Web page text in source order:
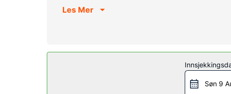
underholdningen er sikret med en flatskjerm-TV
Kom og spis lunsj eller middag på Oscars, en
tidspunkter). Rund av dagen med noe å drikke i
Les Mer
Søn 9